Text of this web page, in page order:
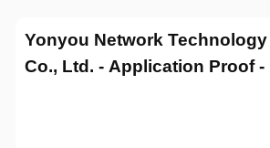
Yonyou Network Technology
Co., Ltd. - Application Proof -